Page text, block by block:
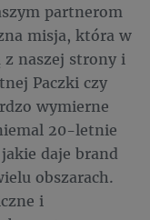
partnerom
misja, która w
z naszej strony i
Paczki czy
wymierne
20-letnie
daje brand
obszarach.
i